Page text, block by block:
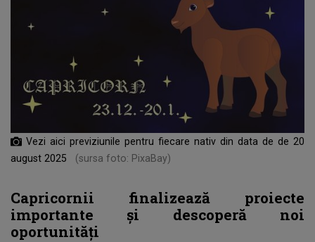
Vezi aici previziunile pentru fiecare nativ din data de de 20
august 2025
(sursa foto: PixaBay)
Capricornii finalizează proiecte
importante și descoperă noi
oportunități